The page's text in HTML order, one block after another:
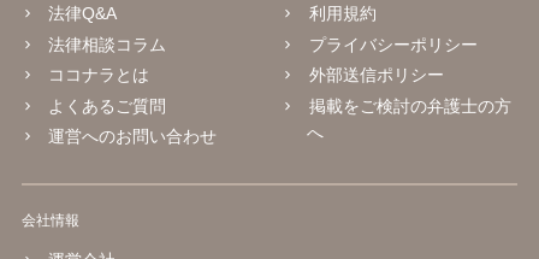
法律Q&A
法律相談コラム
ココナラとは
よくあるご質問
運営へのお問い合わせ
利用規約
プライバシーポリシー
外部送信ポリシー
掲載をご検討の弁護士の方
へ
会社情報